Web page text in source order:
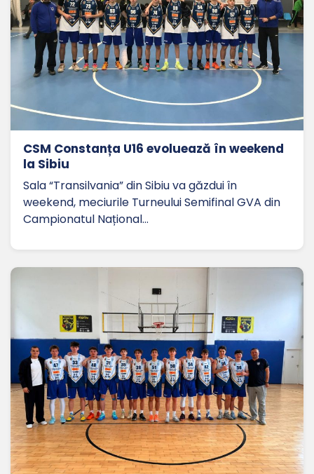
CSM Constanța U16 evoluează în weekend
la Sibiu
Sala “Transilvania” din Sibiu va găzdui în
weekend, meciurile Turneului Semifinal GVA din
Campionatul Național…